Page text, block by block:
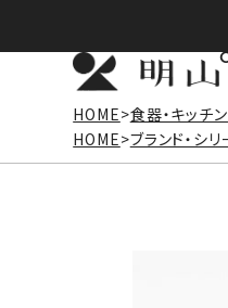
HOME 食器・キッチン
HOME ブランド・シ